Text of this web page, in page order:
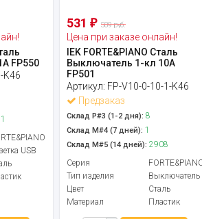
FP550
K46
USB
531₽ 589 руб.
Цена при заказе онлайн!
IEK FORTE&PIANO Сталь
Выключатель 1-кл 10А
FP501
Артикул: FP-V10-0-10-1-K46
Предзаказ
Склад Р#3 (1-2 дня): 8
Склад М#4 (7 дней): 1
Склад М#5 (14 дней): 2908
Серия
Тип изделия
Выключатель
Цвет
Сталь
Материал
Пластик